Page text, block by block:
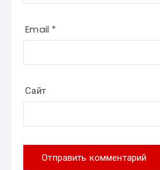
Email *
Сайт